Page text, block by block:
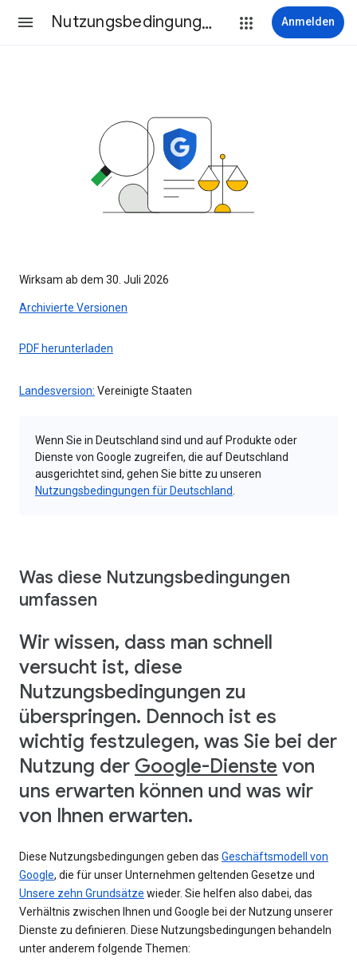
Nutzungsbedingungen Anmelden
Wirksam ab dem 30. Juli 2026
Archivierte Versionen
PDF herunterladen
Landesversion: Vereinigte Staaten
Wenn Sie in Deutschland sind und auf Produkte oder
Dienste von Google zugreifen, die auf Deutschland
ausgerichtet sind, gehen Sie bitte zu unseren
Nutzungsbedingungen für Deutschland
Was diese Nutzungsbedingungen
umfassen
Wir wissen, dass man schnell
versucht ist, diese
Nutzungsbedingungen zu
überspringen. Dennoch ist es
wichtig festzulegen, was Sie bei der
Nutzung der Google-Dienste von
uns erwarten können und was wir
von Ihnen erwarten.
Diese Nutzungsbedingungen geben das Geschäftsmodell von
Google, die für unser Unternehmen geltenden Gesetze und
Unsere zehn Grundsätze wieder. Sie helfen also dabei, das
Verhältnis zwischen Ihnen und Google bei der Nutzung unserer
Dienste zu definieren. Diese Nutzungsbedingungen behandeln
unter anderem folgende Themen: